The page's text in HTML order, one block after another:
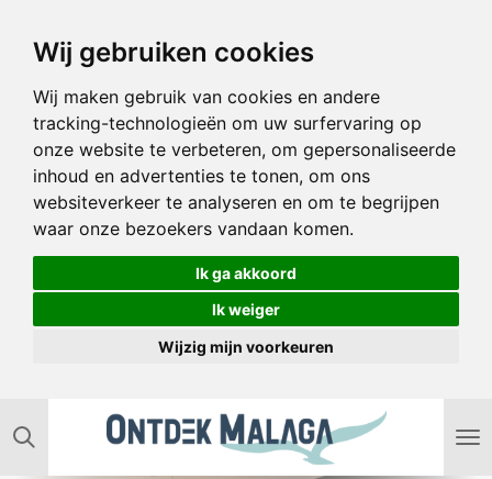
Wij gebruiken cookies
Wij maken gebruik van cookies en andere
tracking-technologieën om uw surfervaring op
onze website te verbeteren, om gepersonaliseerde
inhoud en advertenties te tonen, om ons
websiteverkeer te analyseren en om te begrijpen
waar onze bezoekers vandaan komen.
Ik ga akkoord
Ik weiger
Wijzig mijn voorkeuren
direct
hoofdinhoud